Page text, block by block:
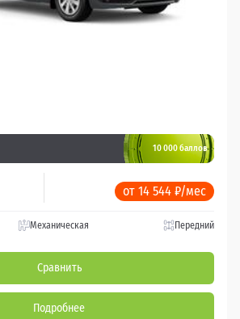
10 000 баллов
от 14 544 ₽/мес
Механическая Передний
Сравнить
Подробнее